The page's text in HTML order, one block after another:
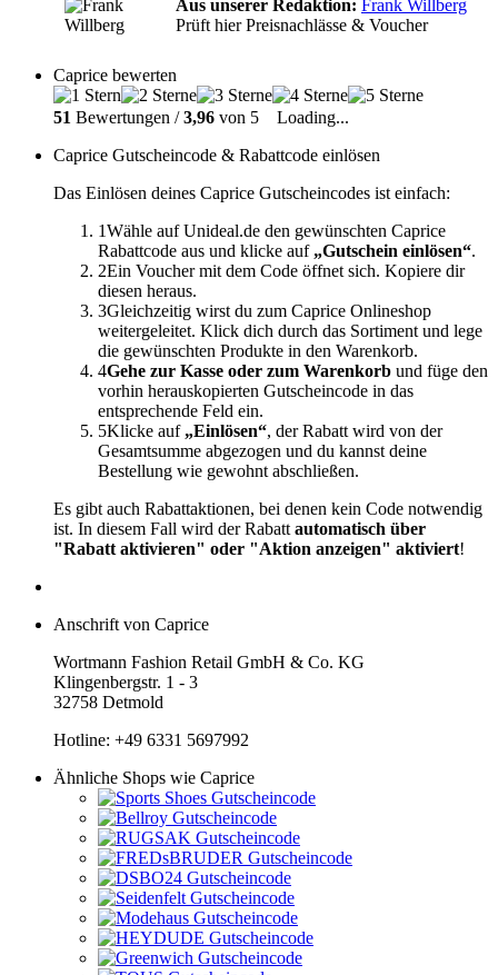
Aus unserer Redaktion: Frank Willberg
Prüft hier Preisnachlässe & Voucher
Caprice bewerten
51 Bewertungen /3,96 von 5
Loading...
Caprice Gutscheincode & Rabattcode einlösen
Das Einlösen deines Caprice Gutscheincodes ist einfach:
1Wähle auf Unideal.de den gewünschten Caprice
Rabattcode aus und klicke auf „Gutschein einlösen“.
2Ein Voucher mit dem Code öffnet sich. Kopiere dir
diesen heraus.
3Gleichzeitig wirst du zum Caprice Onlineshop
weitergeleitet. Klick dich durch das Sortiment und lege
die gewünschten Produkte in den Warenkorb.
4Gehe zur Kasse oder zum Warenkorb und füge den
vorhin herauskopierten Gutscheincode in das
entsprechende Feld ein.
5Klicke auf „Einlösen“, der Rabatt wird von der
Gesamtsumme abgezogen und du kannst deine
Bestellung wie gewohnt abschließen.
Es gibt auch Rabattaktionen, bei denen kein Code notwendig
ist. In diesem Fall wird der Rabatt automatisch über
"Rabatt aktivieren" oder "Aktion anzeigen" aktiviert!
Anschrift von Caprice
Wortmann Fashion Retail GmbH & Co. KG
Klingenbergstr. 1 - 3
32758 Detmold
Hotline: +49 6331 5697992
Ähnliche Shops wie Caprice